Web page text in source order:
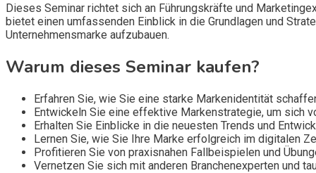
Dieses Seminar richtet sich an Führungskräfte und
bietet einen umfassenden Einblick in die Grundlagen und
Unternehmensmarke aufzubauen.
Warum dieses Seminar kaufen?
Erfahren Sie, wie Sie eine starke Markenidentität
Entwickeln Sie eine effektive Markenstrategie, um sich
Erhalten Sie Einblicke in die neuesten Trends und
Lernen Sie, wie Sie Ihre Marke erfolgreich im digitalen
Profitieren Sie von praxisnahen Fallbeispielen und
Vernetzen Sie sich mit anderen Branchenexperten und